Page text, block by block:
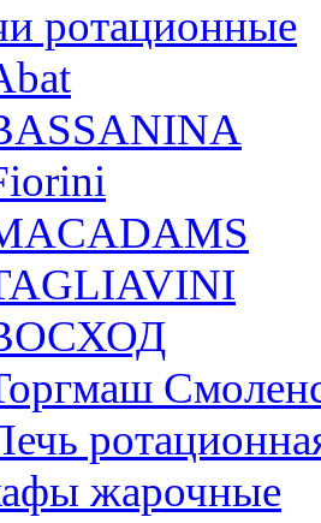
ротационные
жарочные